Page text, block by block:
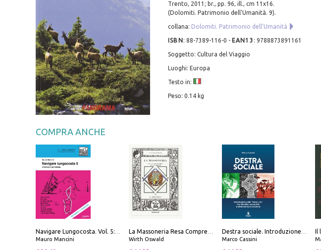
Trento, 2011; br., pp. 96, ill., cm 11x16.
(Dolomiti. Patrimonio dell'Umanità. 9).
collana: Dolomiti. Patrimonio dell'Umanità
ISBN : 88-7389-116-0 - EAN13 : 9788873891161
Soggetto: Cultura del Viaggio
Luoghi: Europa
Testo in:
Peso: 0.14 kg
COMPRA ANCHE
Navigare Lungocosta. Vol. 5: Corsica e Sardegna
Mauro Mancini
La Massoneria Resa Comprensibile ai Suoi Adepti. Vol. 3: il Maestro.
Wirth Oswald
Destra sociale. Introduzione alla «terza via», tra identità, comunità e alternativa al sistema
Marco Cassini